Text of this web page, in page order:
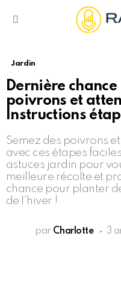
Jardin
Dernière
poivrons et
Instructions
Semez des poivrons
avec ces étapes
astuces jardin pour
meilleure récolte et
chance pour planter
de l’hiver !
par Charlotte 3